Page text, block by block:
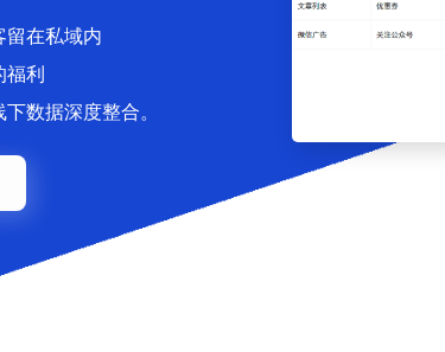
留在私域内
利
数据深度整合。